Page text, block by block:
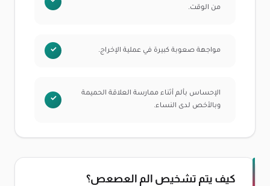
من الوقت.
مواجهة صعوبة كبيرة في عملية الإخراج.
الإحساس بألم أثناء ممارسة العلاقة الحميمة
وبالأخص لدى النساء.
كيف يتم تشخيص الم العصعص؟